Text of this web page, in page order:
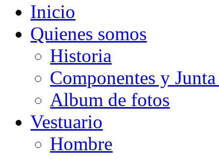
Inicio
Quienes somos
Historia
Componentes y
Album de fotos
Vestuario
Hombre